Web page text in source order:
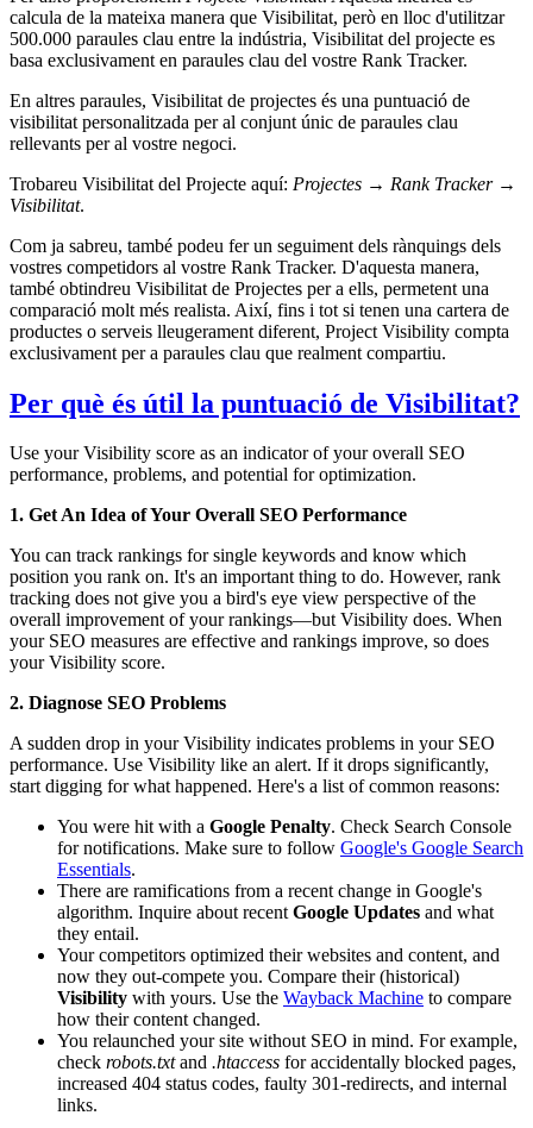
calcula de la mateixa manera que Visibilitat, però en lloc d'utilitzar
500.000 paraules clau entre la indústria, Visibilitat del projecte es
basa exclusivament en paraules clau del vostre Rank Tracker.
En altres paraules, Visibilitat de projectes és una puntuació de
visibilitat personalitzada per al conjunt únic de paraules clau
rellevants per al vostre negoci.
Trobareu Visibilitat del Projecte aquí: Projectes → Rank Tracker →
Visibilitat.
Com ja sabreu, també podeu fer un seguiment dels rànquings dels
vostres competidors al vostre Rank Tracker. D'aquesta manera,
també obtindreu Visibilitat de Projectes per a ells, permetent una
comparació molt més realista. Així, fins i tot si tenen una cartera de
productes o serveis lleugerament diferent, Project Visibility compta
exclusivament per a paraules clau que realment compartiu.
Per què és útil la puntuació de Visibilitat?
Use your Visibility score as an indicator of your overall SEO
performance, problems, and potential for optimization.
1. Get An Idea of Your Overall SEO Performance
You can track rankings for single keywords and know which
position you rank on. It's an important thing to do. However, rank
tracking does not give you a bird's eye view perspective of the
overall improvement of your rankings—but Visibility does. When
your SEO measures are effective and rankings improve, so does
your Visibility score.
2. Diagnose SEO Problems
A sudden drop in your Visibility indicates problems in your SEO
performance. Use Visibility like an alert. If it drops significantly,
start digging for what happened. Here's a list of common reasons:
You were hit with a Google Penalty. Check Search Console
for notifications. Make sure to follow Google's Google Search
Essentials.
There are ramifications from a recent change in Google's
algorithm. Inquire about recentGoogle Updates and what
they entail.
Your competitors optimized their websites and content, and
now they out-compete you. Compare their (historical)
Visibility with yours. Use the Wayback Machine to compare
how their content changed.
You relaunched your site without SEO in mind. For example,
check robots.txtand .htaccess for accidentally blocked pages,
increased 404 status codes, faulty 301-redirects, and internal
links.